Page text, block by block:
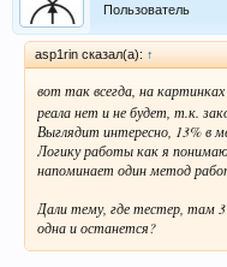
Пользователь
asp1rin сказал(а): ↑
вот так всегда, на
реала нет и не будет, т.к.
Выглядит интересно, 13% в
Логику работы как я
напоминает один метод
Дали тему, где тестер, там
одна и останется?